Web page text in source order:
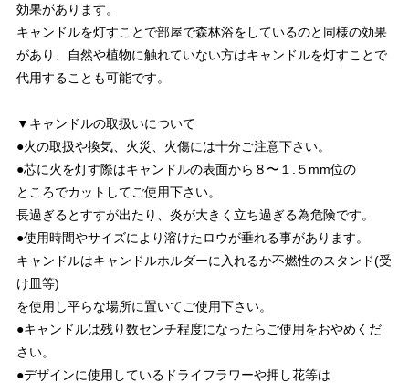
効果があります。
キャンドルを灯すことで部屋で森林浴をしているのと同様の効果
があり、自然や植物に触れていない方はキャンドルを灯すことで
代用することも可能です。
▼キャンドルの取扱いについて
●火の取扱や換気、火災、火傷には十分ご注意下さい。
●芯に火を灯す際はキャンドルの表面から８〜１.５mm位の
ところでカットしてご使用下さい。
長過ぎるとすすが出たり、炎が大きく立ち過ぎる為危険です。
●使用時間やサイズにより溶けたロウが垂れる事があります。
キャンドルはキャンドルホルダーに入れるか不燃性のスタンド(受
け皿等)
を使用し平らな場所に置いてご使用下さい。
●キャンドルは残り数センチ程度になったらご使用をおやめくだ
さい。
●デザインに使用しているドライフラワーや押し花等は